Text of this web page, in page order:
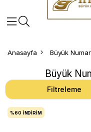
Anasayfa Büyük
Büyük
Filtreleme
%60 İNDIRIM